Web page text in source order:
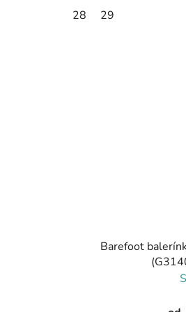
28 29
Barefoot